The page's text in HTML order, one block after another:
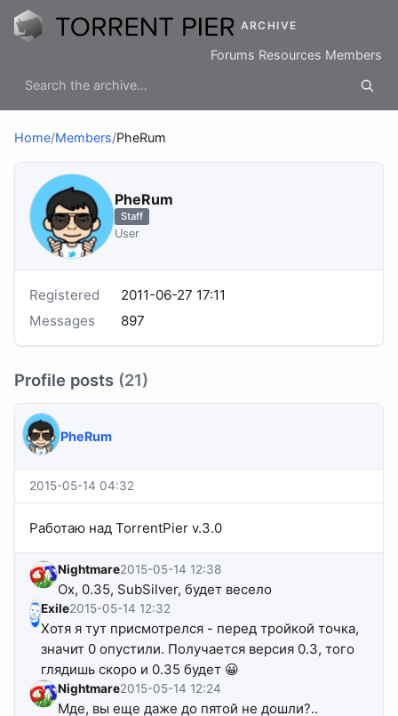
ARCHIVE
Forums Resources Members
Home/Members/PheRum
PheRum
Staff
User
Registered
2011-06-27 17:11
Messages
897
Profile posts (21)
PheRum
2015-05-14 04:32
Работаю над TorrentPier v.3.0
Nightmare2015-05-14 12:38
Ох, 0.35, SubSilver, будет весело
Exile2015-05-14 12:32
Хотя я тут присмотрелся - перед тройкой точка,
значит 0 опустили. Получается версия 0.3, того
глядишь скоро и 0.35 будет 😀
Nightmare2015-05-14 12:24
Мде, вы еще даже до пятой не дошли?..